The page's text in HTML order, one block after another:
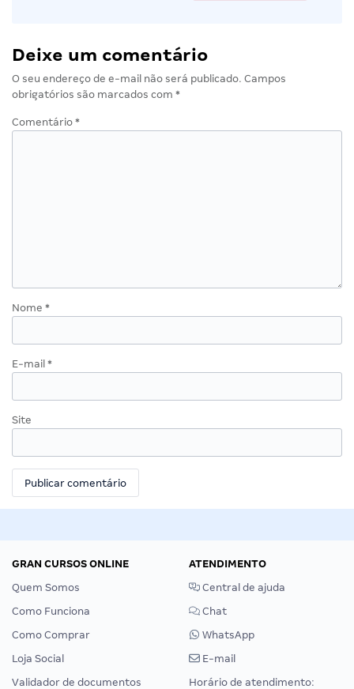
Deixe um comentário
O seu endereço de e-mail não será publicado. Campos
obrigatórios são marcados com *
Comentário *
Nome *
E-mail *
Site
GRAN CURSOS ONLINE
Quem Somos
Como Funciona
Como Comprar
Loja Social
Validador de documentos
ATENDIMENTO
Central de ajuda
Chat
WhatsApp
E-mail
Horário de atendimento: